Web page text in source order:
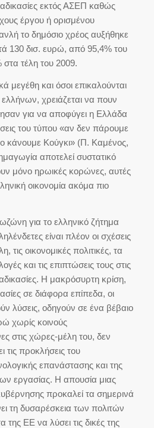
εκτός ΑΣΕΠ καθώς
έργου ή ορισμένου
το δημόσιο χρέος αυξήθηκε
130 δισ. ευρώ, από 95,4% του
τέλη του 2009.
μεγέθη και όσοι επικαλούνται
χρειάζεται να πουν
για να αποφύγει η Ελλάδα
του τύπου «αν δεν πάρουμε
κάνουμε Κούγκι» (Π. Καμένος,
αποτελεί συστατικό
μόνο ηρωικές κορώνες, αυτές
οικονομία ακόμα πιο
για το ελληνικό ζήτημα
είναι πλέον οι σχέσεις
οικονομικές πολιτικές, τα
και τις επιπτώσεις τους στις
Η μακρόσυρτη κρίση,
σε διάφορα επίπεδα, οι
λύσεις, οδηγούν σε ένα βέβαιο
χωρίς κοινούς
στις χώρες-μέλη του, δεν
τις προκλήσεις του
επανάστασης και της
εργασίας. Η απουσία μιας
προκαλεί τα σημερινά
τη δυσαρέσκεια των πολιτών
της ΕΕ να λύσει τις δικές της